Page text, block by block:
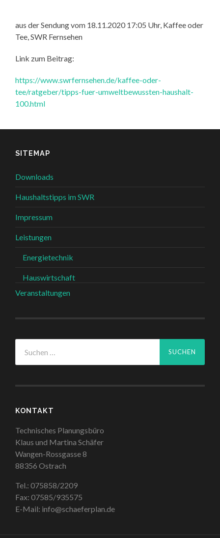
aus der Sendung vom 18.11.2020 17:05 Uhr, Kaffee oder
Tee, SWR Fernsehen
Link zum Beitrag:
https://www.swrfernsehen.de/kaffee-oder-
tee/ratgeber/tipps-fuer-umweltbewussten-haushalt-
100.html
SITEMAP
Downloads
Haushaltstipps im SWR
Impressum
Leistungen
Energietechnik
Hauswirtschaft
Veranstaltungen
nach:
KONTAKT
Technisches Planungsbüro
Klaus und Martina Schäfer
Wangen-Rossgasse 8
88356 Ostrach
Tel.: 075858/2209
Fax: 07585/935575
E-Mail: info@schaeferplan.de